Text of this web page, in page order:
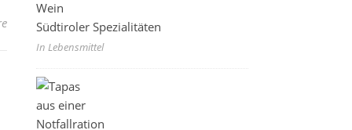
Südtiroler Spezialitäten
In Lebensmittel